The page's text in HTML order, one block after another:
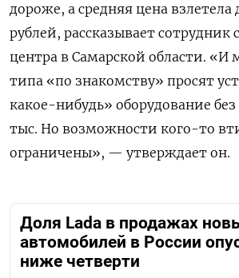
дороже, а средняя цена взлетела
рублей, рассказывает сотрудник
центра в Самарской области. «И
типа «по знакомству» просят
какое-нибудь» оборудование без
тыс. Но возможности кого-то
ограничены», — утверждает он.
Доля Lada в продажах
автомобилей в России
ниже четверти